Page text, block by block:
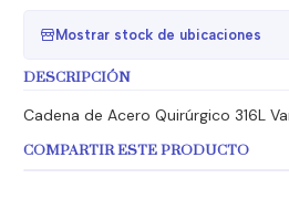
Mostrar stock de ubicaciones
DESCRIPCIÓN
Cadena de Acero Quirúrgico 316L
COMPARTIR ESTE PRODUCTO